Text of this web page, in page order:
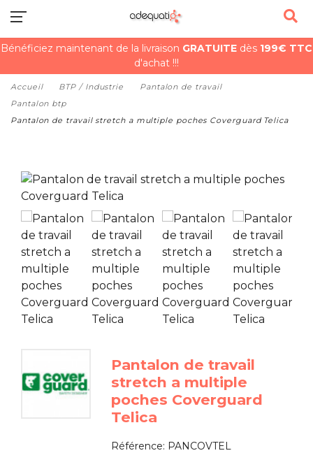
Bénéficiez maintenant de la livraison GRATUITE dès 199€ TTC
d'achat !!!
Accueil BTP / Industrie
Pantalon de travail
Pantalon btp
Pantalon de travail stretch a multiple poches Coverguard Telica
Pantalon de travail
stretch a multiple
poches Coverguard
Telica
Référence: PANCOVTEL